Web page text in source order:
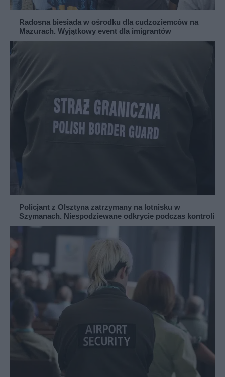
Radosna biesiada w ośrodku dla cudzoziemców na
Mazurach. Wyjątkowy event dla imigrantów
Policjant z Olsztyna zatrzymany na lotnisku w
Szymanach. Niespodziewane odkrycie podczas kontroli